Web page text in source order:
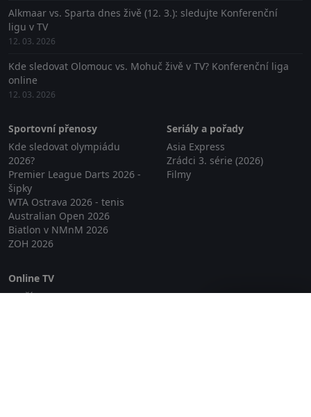
Alkmaar vs. Sparta dnes živě (12. 3.): sledujte Konferenční
ligu v TV
12. 03. 2026
Kde sledovat Olomouc vs. Mohuč živě v TV? Konferenční liga
online
12. 03. 2026
Sportovní přenosy
Kde sledovat olympiádu
2026?
Premier League Darts 2026 -
šipky
WTA Ostrava 2026 - tenis
Australian Open 2026
Biatlon v NMnM 2026
ZOH 2026
Seriály a pořady
Asia Express
Zrádci 3. série (2026)
Filmy
Online TV
Lepší.TV